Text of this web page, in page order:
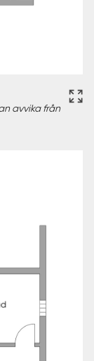
avvika från